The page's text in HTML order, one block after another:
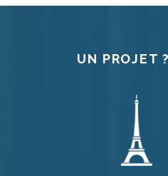
UN PROJET